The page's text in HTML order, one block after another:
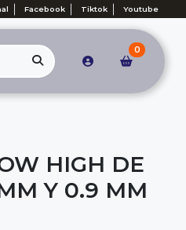
Facebook Tiktok Youtube
0
HIGH DE
Y 0.9 MM